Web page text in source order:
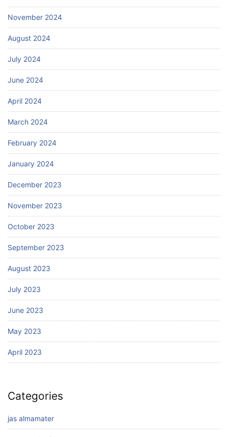
November 2024
August 2024
July 2024
June 2024
April 2024
March 2024
February 2024
January 2024
December 2023
November 2023
October 2023
September 2023
August 2023
July 2023
June 2023
May 2023
April 2023
Categories
jas almamater